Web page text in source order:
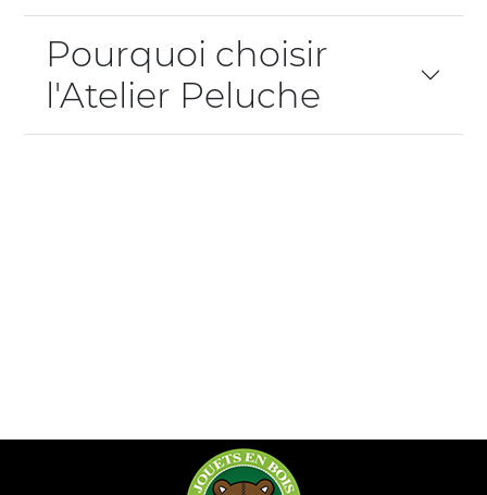
Pourquoi choisir
l'Atelier Peluche